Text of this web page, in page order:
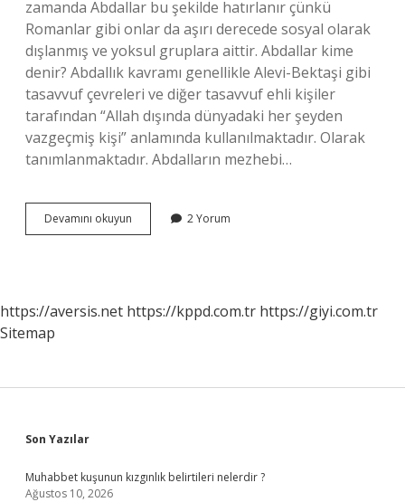
zamanda Abdallar bu şekilde hatırlanır çünkü
Romanlar gibi onlar da aşırı derecede sosyal olarak
dışlanmış ve yoksul gruplara aittir. Abdallar kime
denir? Abdallık kavramı genellikle Alevi-Bektaşi gibi
tasavvuf çevreleri ve diğer tasavvuf ehli kişiler
tarafından “Allah dışında dünyadaki her şeyden
vazgeçmiş kişi” anlamında kullanılmaktadır. Olarak
tanımlanmaktadır. Abdalların mezhebi…
Devamını okuyun Abdallar
Çingene
2 Yorum
https://aversis.net https://kppd.com.tr https://giyi.com.tr
Sitemap
Sidebar
Son Yazılar
Muhabbet kuşunun kızgınlık belirtileri nelerdir ?
Ağustos 10, 2026